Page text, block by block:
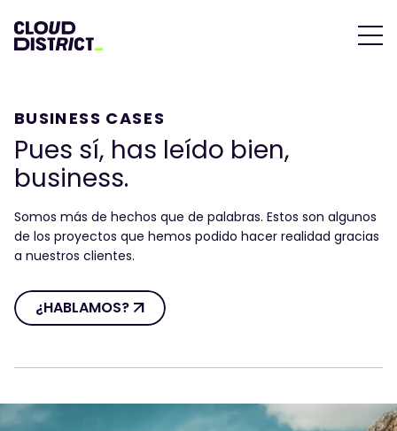
BUSINESS CASES
Pues sí, has leído bien,
business.
Somos más de hechos que de palabras. Estos son algunos
de los proyectos que hemos podido hacer realidad gracias
a nuestros clientes.
¿HABLAMOS? Â